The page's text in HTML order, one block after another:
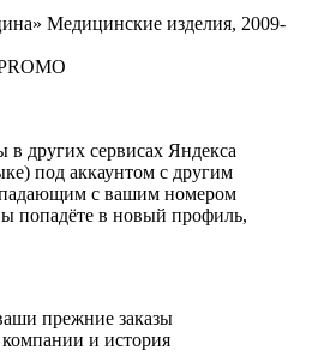
Медицинские изделия, 2009-
других сервисах Яндекса
под аккаунтом с другим
с вашим номером
попадёте в новый профиль,
прежние заказы
и история